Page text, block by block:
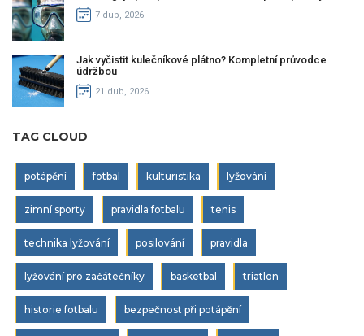
7 dub, 2026
Jak vyčistit kulečníkové plátno? Kompletní průvodce
údržbou
21 dub, 2026
TAG CLOUD
potápění fotbal kulturistika lyžování
zimní sporty pravidla fotbalu tenis
technika lyžování posilování pravidla
lyžování pro začátečníky basketbal triatlon
historie fotbalu bezpečnost při potápění